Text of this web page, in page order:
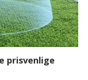
prisvenlige